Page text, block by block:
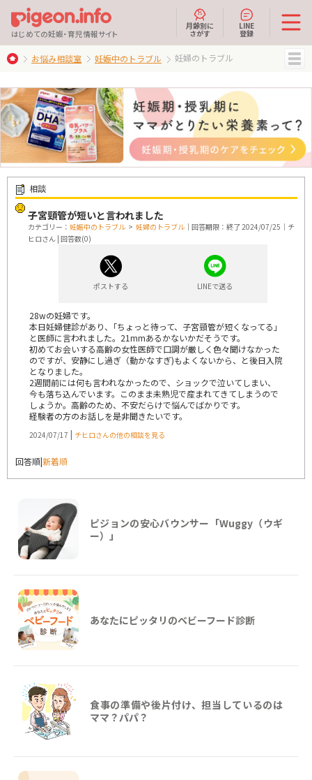
はじめての妊娠・育児情報サイト
月齢別に
さがす
LINE
登録
お悩み相談室 妊娠中のトラブル 妊婦のトラブル
相談
子宮頸管が短いと言われました
カテゴリー： 妊娠中のトラブル > 妊婦のトラブル ｜回答期限：終了 2024/07/25｜チ
ヒロさん | 回答数(0)
ポストする LINEで送る
28wの妊婦です。
本日妊婦健診があり、｢ちょっと待って、子宮頸管が短くなってる｣
と医師に言われました。21mmあるかないかだそうです。
初めてお会いする高齢の女性医師で口調が厳しく色々聞けなかった
のですが、安静にし過ぎ（動かなすぎ)もよくないから、と後日入院
となりました。
2週間前には何も言われなかったので、ショックで泣いてしまい、
今も落ち込んでいます。このまま未熟児で産まれてきてしまうので
しょうか。高齢のため、不安だらけで悩んでばかりです。
経験者の方のお話しを是非聞きたいです。
2024/07/17 | チヒロさんの他の相談を見る
回答順|新着順
ピジョンの安心バウンサー「Wuggy（ウギ
ー）」
あなたにピッタリのベビーフード診断
食事の準備や後片付け、担当しているのは
ママ？パパ？